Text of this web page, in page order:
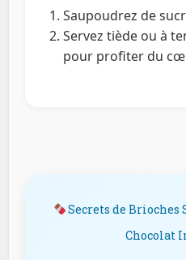
Saupoudrez de
Servez tiède ou à
pour profiter du
Secrets de Brioches
Chocolat